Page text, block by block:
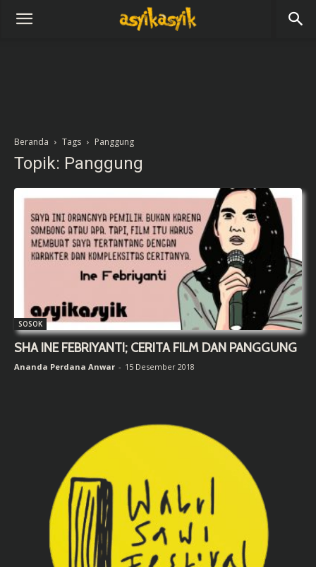
Beranda Tags Panggung
Topik: Panggung
SOSOK
SHA INE FEBRIYANTI; CERITA FILM DAN PANGGUNG
Ananda Perdana Anwar - 15 Desember 2018